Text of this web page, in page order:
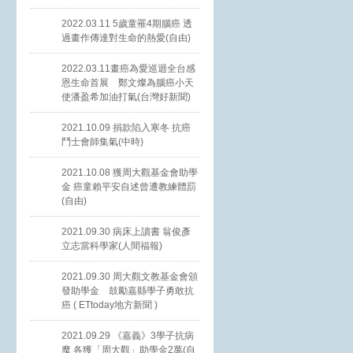
2022.03.11 5歲童罹4期腦癌 透
過畫作傳達對生命的熱愛(自由)
2022.03.11畫癌為愛巡迴全台感
恩生命首展 鄭文燦為腦癌小天
使潘盈希加油打氣(台灣好新聞)
2021.10.09 捐款陷入寒冬 抗癌
鬥士會師集氣(中時)
2021.10.08 獲周大觀基金會助學
金 癌童賴平安自述曾遭教練體罰
(自由)
2021.09.30 病床上讀書 翁俊彥
立志當科學家(人間福報)
2021.09.30 周大觀文教基金會頒
發助學金 鼓勵嘉縣學子勇敢抗
癌 ( ETtoday地方新聞 )
2021.09.29 《嘉義》3學子抗病
魔 各獲「周大觀」助學金2萬(自